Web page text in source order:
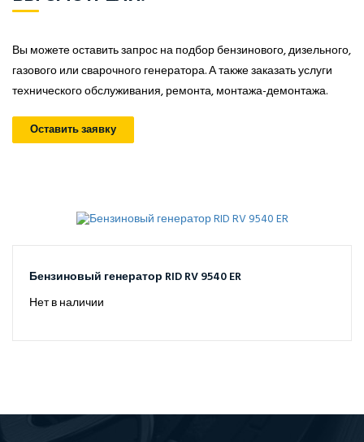
Вы можете оставить запрос на подбор бензинового, дизельного,
газового или сварочного генератора. А также заказать услуги
технического обслуживания, ремонта, монтажа-демонтажа.
Оставить заявку
Бензиновый генератор RID RV 9540 ER
Нет в наличии